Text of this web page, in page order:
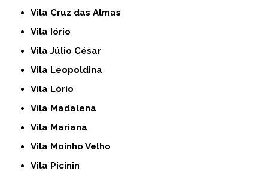
Vila Cruz das Almas
Vila Iório
Vila Júlio César
Vila Leopoldina
Vila Lório
Vila Madalena
Vila Mariana
Vila Moinho Velho
Vila Picinin